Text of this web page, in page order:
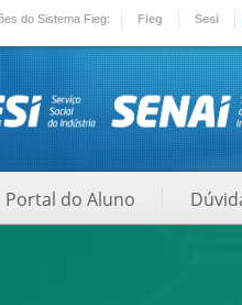
do Sistema Fieg: Fieg Sesi
Portal do Aluno